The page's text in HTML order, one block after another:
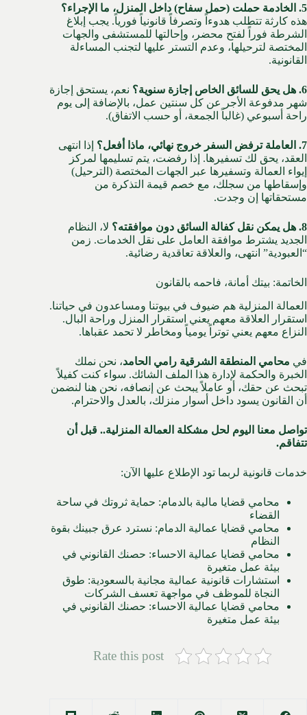
5. الخادمة حملت (حمل سفاح) داخل المنزل، ما الإجراء؟
هذه كارثة تتطلب هدوءاً وتصرفاً قانونياً فورياً. يجب إبلاغ
الشرطة فوراً لفتح محضر، وإحالتها للمستشفى والجهات
المختصة لترحيلها، وعدم التستر عليها لتجنب المساءلة
القانونية.
6. هل يحق للسائق الخاص إجازة سنوية؟
نعم، يستحق إجازة
شهر مدفوعة الأجر عن كل سنتين عمل، بالإضافة إلى يوم
راحة أسبوعي (غالباً الجمعة، أو حسب الاتفاق).
7. العاملة ترفض السفر خروج نهائي، ماذا أفعل؟
إذا انتهى
العقد، يحق لك تسفيرها. إذا رفضت، يتم تسليمها لمركز
إيواء العمالة وتسفيرها عبر الجهات المختصة (الترحيل)
وإسقاطها من سجلك، مع خصم قيمة التذكرة من
مستحقاتها إن وجدت.
8. هل يمكن نقل كفالة السائق دون موافقته؟
لا، النظام
الجديد يشترط موافقة العامل على نقل الخدمات. زمن
“العبودية” انتهى، والعلاقة تعاقدية رضائية.
الخاتمة: بيتك أمانة، فاحمه بالقانون
العمالة المنزلية هم ضيوف في بيوتنا ومساعدون في حياتنا.
استقرار العلاقة معهم يعني استقرار المنزل وراحة البال.
النزاع معهم يعني توتراً يومياً ومخاطر لا تحمد عقباها.
في محامي المنطقة الشرقية رامي الحامد، نحن نملك
الخبرة والحكمة لإدارة هذا الملف الشائك. سواء كنت كفيلاً
تبحث عن حقك، أو عاملاً يبحث عن إنصافه، نحن هنا لنضمن
أن القانون يسود داخل أسوار منزلك، بالعدل والاحترام.
تواصل معنا اليوم لحل مشكلة العمالة المنزلية.. قبل أن
تتفاقم.
خدمات قانونية لربما تود الإطلاع عليها الآن:
محامي قضايا مالية بالدمام: حماية ثروتك في ساحة
القضاء
محامي قضايا عمالية الدمام: نسترد عرق جبينك بقوة
النظام
محامي قضايا عمالية الاحساء: حصنك القانوني في
بيئة عمل متغيرة
استشارات قانونية عمالية مجانية بالسعودية: طوق
النجاة للموظف في مواجهة تعسف الشركات
محامي قضايا عمالية الاحساء: حصنك القانوني في
بيئة عمل متغيرة
Rate this post